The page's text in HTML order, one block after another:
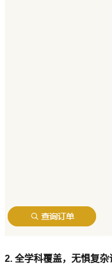
2. 全学科覆盖，无惧复杂